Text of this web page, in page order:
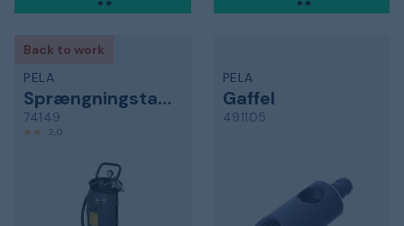
Back to work
PELA
Sprængningstank
74149
2,0
PELA
Gaffel
491105